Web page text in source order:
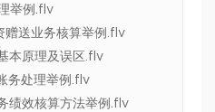
举例.flv
赠送业务核算举例.flv
本原理及误区.flv
务处理举例.flv
绩效核算方法举例.flv